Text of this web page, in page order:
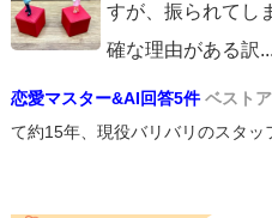
すが、振られてし
確な理由がある訳...
恋愛マスター&AI回答5件 ベスト
て約15年、現役バリバリのスタッ